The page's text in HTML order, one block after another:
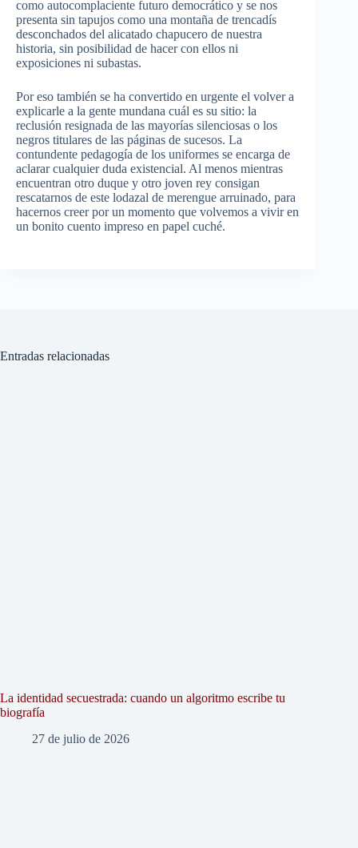
como autocomplaciente futuro democrático y se nos
presenta sin tapujos como una montaña de trencadís
desconchados del alicatado chapucero de nuestra
historia, sin posibilidad de hacer con ellos ni
exposiciones ni subastas.
Por eso también se ha convertido en urgente el volver a
explicarle a la gente mundana cuál es su sitio: la
reclusión resignada de las mayorías silenciosas o los
negros titulares de las páginas de sucesos. La
contundente pedagogía de los uniformes se encarga de
aclarar cualquier duda existencial. Al menos mientras
encuentran otro duque y otro joven rey consigan
rescatarnos de este lodazal de merengue arruinado, para
hacernos creer por un momento que volvemos a vivir en
un bonito cuento impreso en papel cuché.
Entradas relacionadas
La identidad secuestrada: cuando un algoritmo escribe tu
biografía
27 de julio de 2026